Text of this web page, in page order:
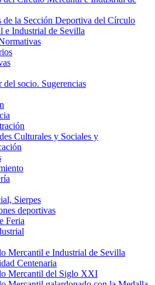
de la Sección Deportiva del Círculo
e Industrial de Sevilla
del socio. Sugerencias
Culturales y Sociales y
Sierpes
deportivas
Feria
Mercantil e Industrial de Sevilla
Centenaria
Mercantil del Siglo XXI